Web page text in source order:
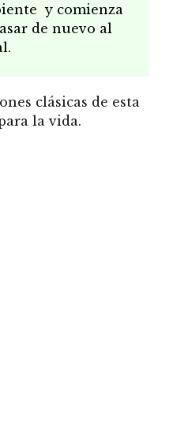
y comienza
de nuevo al
clásicas de esta
la vida.